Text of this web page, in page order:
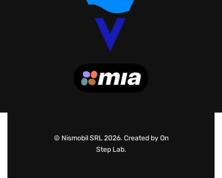
© Nismobil SRL 2026. Created by On
Step Lab.